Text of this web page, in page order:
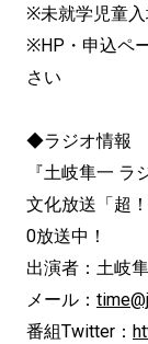
※未就学児童
※HP・申込ペ
さい
◆ラジオ情報
『土岐隼一 ラ
文化放送「超
0放送中！
出演者：土
メール：
番組Twitter：